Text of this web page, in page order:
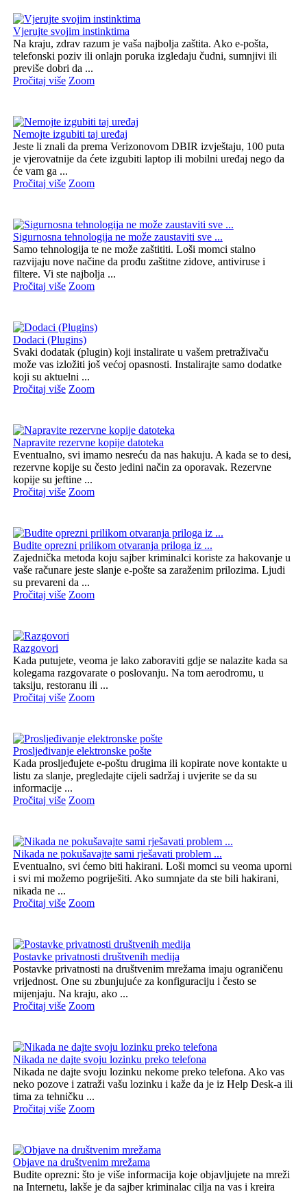
Vjerujte svojim instinktima
Na kraju, zdrav razum je vaša najbolja zaštita. Ako e-pošta,
telefonski poziv ili onlajn poruka izgledaju čudni, sumnjivi ili
previše dobri da ...
Pročitaj više Zoom
Nemojte izgubiti taj uređaj
Jeste li znali da prema Verizonovom DBIR izvještaju, 100 puta
je vjerovatnije da ćete izgubiti laptop ili mobilni uređaj nego da
će vam ga ...
Pročitaj više Zoom
Sigurnosna tehnologija ne može zaustaviti sve ...
Samo tehnologija te ne može zaštititi. Loši momci stalno
razvijaju nove načine da prođu zaštitne zidove, antiviruse i
filtere. Vi ste najbolja ...
Pročitaj više Zoom
Dodaci (Plugins)
Svaki dodatak (plugin) koji instalirate u vašem pretraživaču
može vas izložiti još većoj opasnosti. Instalirajte samo dodatke
koji su aktuelni ...
Pročitaj više Zoom
Napravite rezervne kopije datoteka
Eventualno, svi imamo nesreću da nas hakuju. A kada se to desi,
rezervne kopije su često jedini način za oporavak. Rezervne
kopije su jeftine ...
Pročitaj više Zoom
Budite oprezni prilikom otvaranja priloga iz ...
Zajednička metoda koju sajber kriminalci koriste za hakovanje u
vaše računare jeste slanje e-pošte sa zaraženim prilozima. Ljudi
su prevareni da ...
Pročitaj više Zoom
Razgovori
Kada putujete, veoma je lako zaboraviti gdje se nalazite kada sa
kolegama razgovarate o poslovanju. Na tom aerodromu, u
taksiju, restoranu ili ...
Pročitaj više Zoom
Prosljeđivanje elektronske pošte
Kada prosljeđujete e-poštu drugima ili kopirate nove kontakte u
listu za slanje, pregledajte cijeli sadržaj i uvjerite se da su
informacije ...
Pročitaj više Zoom
Nikada ne pokušavajte sami rješavati problem ...
Eventualno, svi ćemo biti hakirani. Loši momci su veoma uporni
i svi mi možemo pogriješiti. Ako sumnjate da ste bili hakirani,
nikada ne ...
Pročitaj više Zoom
Postavke privatnosti društvenih medija
Postavke privatnosti na društvenim mrežama imaju ograničenu
vrijednost. One su zbunjujuće za konfiguraciju i često se
mijenjaju. Na kraju, ako ...
Pročitaj više Zoom
Nikada ne dajte svoju lozinku preko telefona
Nikada ne dajte svoju lozinku nekome preko telefona. Ako vas
neko pozove i zatraži vašu lozinku i kaže da je iz Help Desk-a ili
tima za tehničku ...
Pročitaj više Zoom
Objave na društvenim mrežama
Budite oprezni: što je više informacija koje objavljujete na mreži
na Internetu, lakše je da sajber kriminalac cilja na vas i kreira